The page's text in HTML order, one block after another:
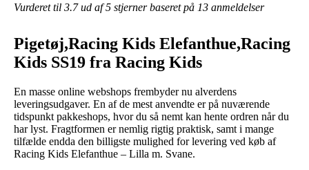
Vurderet til 3.7ud af 5 stjerner baseret på 13 anmeldelser
Pigetøj,Racing Kids Elefanthue,Racing
Kids SS19 fra Racing Kids
En masse online webshops frembyder nu alverdens
leveringsudgaver. En af de mest anvendte er på nuværende
tidspunkt pakkeshops, hvor du så nemt kan hente ordren når du
har lyst. Fragtformen er nemlig rigtig praktisk, samt i mange
tilfælde endda den billigste mulighed for levering ved køb af
Racing Kids Elefanthue – Lilla m. Svane.